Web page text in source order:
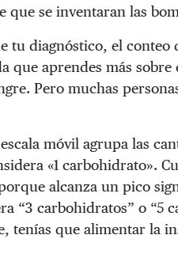
que se inventaran las
tu diagnóstico, el conteo
que aprendes más
Pero muchas
móvil agrupa las
«1 carbohidrato».
alcanza un pico
“3 carbohidratos” o “5
tenías que alimentar la